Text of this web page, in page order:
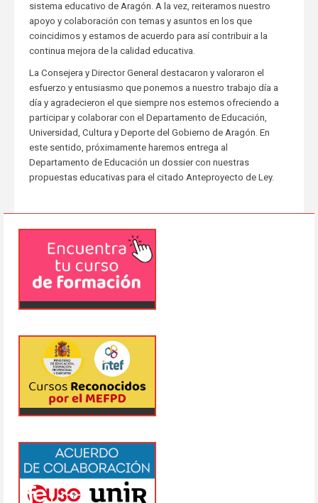
sistema educativo de Aragón. A la vez, reiteramos nuestro
apoyo y colaboración con temas y asuntos en los que
coincidimos y estamos de acuerdo para así contribuir a la
continua mejora de la calidad educativa.
La Consejera y Director General destacaron y valoraron el
esfuerzo y entusiasmo que ponemos a nuestro trabajo día a
día y agradecieron el que siempre nos estemos ofreciendo a
participar y colaborar con el Departamento de Educación,
Universidad, Cultura y Deporte del Gobierno de Aragón. En
este sentido, próximamente haremos entrega al
Departamento de Educación un dossier con nuestras
propuestas educativas para el citado Anteproyecto de Ley.